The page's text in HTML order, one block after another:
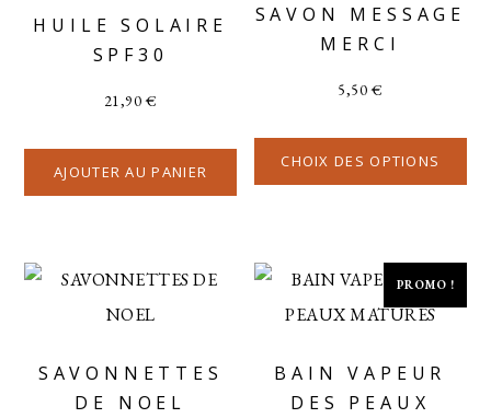
HUILE SOLAIRE
SPF30
21,90€
AJOUTER AU PANIER
SAVON MESSAGE
MERCI
5,50€
CHOIX DES OPTIONS
SAVONNETTES
DE NOEL
PROMO !
BAIN VAPEUR
DES PEAUX